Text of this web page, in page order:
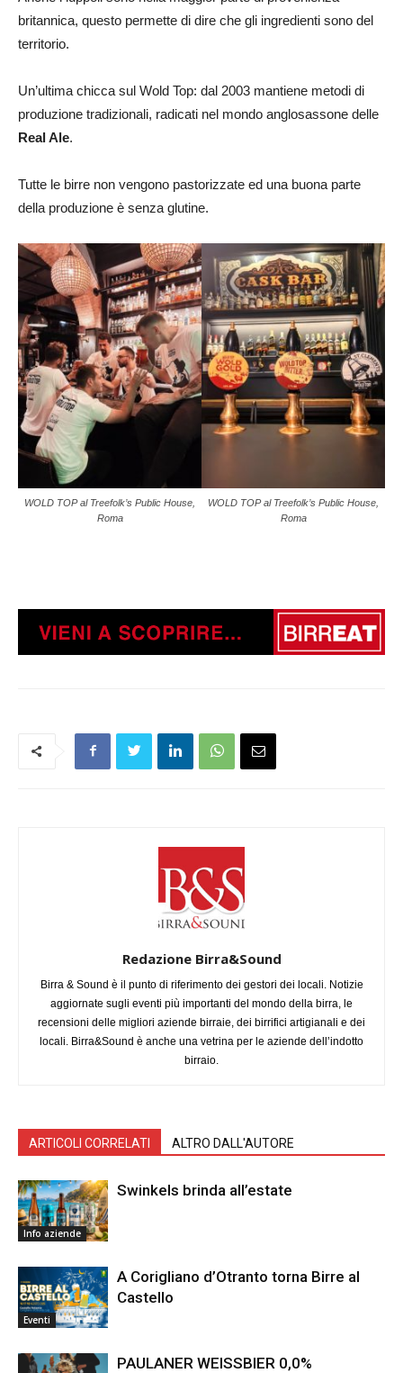
britannica, questo permette di dire che gli ingredienti sono del
territorio.
Un’ultima chicca sul Wold Top: dal 2003 mantiene metodi di
produzione tradizionali, radicati nel mondo anglosassone delle
Real Ale.
Tutte le birre non vengono pastorizzate ed una buona parte
della produzione è senza glutine.
WOLD TOP al Treefolk’s Public House,
Roma
WOLD TOP al Treefolk’s Public House,
Roma
Redazione Birra&Sound
Birra & Sound è il punto di riferimento dei gestori dei locali. Notizie
aggiornate sugli eventi più importanti del mondo della birra, le
recensioni delle migliori aziende birraie, dei birrifici artigianali e dei
locali. Birra&Sound è anche una vetrina per le aziende dell’indotto
birraio.
ARTICOLI CORRELATI ALTRO DALL'AUTORE
Info aziende
Swinkels brinda all’estate
Eventi
A Corigliano d’Otranto torna Birre al
Castello
PAULANER WEISSBIER 0,0%